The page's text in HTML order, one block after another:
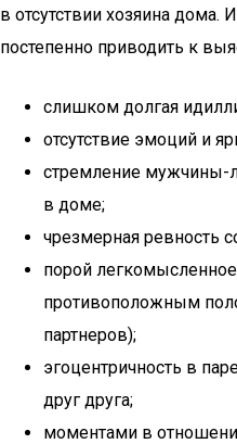
в отсутствии хозяина дома.
постепенно приводить к
слишком долгая
отсутствие эмоций и
стремление мужчины-
в доме;
чрезмерная ревность
порой
противоположным
партнеров);
эгоцентричность в
друг друга;
моментами в